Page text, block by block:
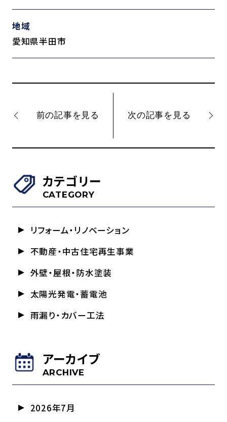
地域
愛知県半田市
前の記事を見る 次の記事を見る
カテゴリー
CATEGORY
リフォーム・リノベーション
不動産・中古住宅再生事業
外壁・屋根・防水塗装
太陽光発電・蓄電池
雨漏り・カバー工法
アーカイブ
ARCHIVE
2026年7月